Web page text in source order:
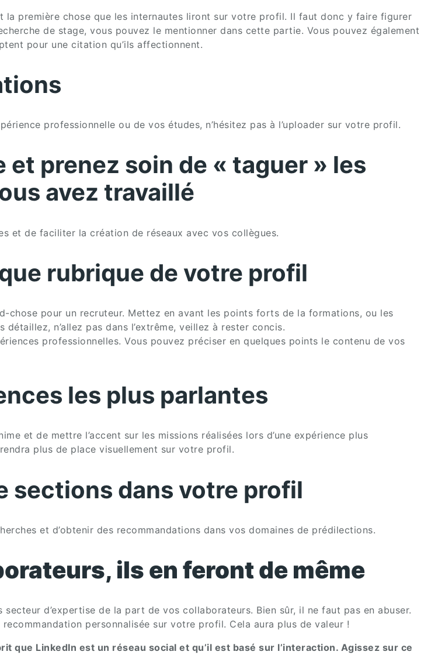
la première chose que les internautes liront sur votre profil. Il faut donc y faire figurer
de stage, vous pouvez le mentionner dans cette partie. Vous pouvez également
pour une citation qu’ils affectionnent.
professionnelle ou de vos études, n’hésitez pas à l’uploader sur votre profil.
prenez soin de « taguer » les
avez travaillé
et de faciliter la création de réseaux avec vos collègues.
rubrique de votre profil
chose pour un recruteur. Mettez en avant les points forts de la formations, ou les
n’allez pas dans l’extrême, veillez à rester concis.
professionnelles. Vous pouvez préciser en quelques points le contenu de vos
les plus parlantes
et de mettre l’accent sur les missions réalisées lors d’une expérience plus
plus de place visuellement sur votre profil.
sections dans votre profil
et d’obtenir des recommandations dans vos domaines de prédilections.
ils en feront de même
d’expertise de la part de vos collaborateurs. Bien sûr, il ne faut pas en abuser.
personnalisée sur votre profil. Cela aura plus de valeur !
que LinkedIn est un réseau social et qu’il est basé sur l’interaction. Agissez sur ce